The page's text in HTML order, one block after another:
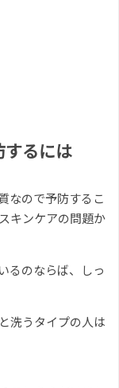
するには
なので予防するこ
キンケアの問題か
るのならば、しっ
洗うタイプの人は